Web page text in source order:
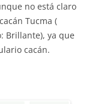
no está claro
Tucma (
Brillante), ya que
cacán.